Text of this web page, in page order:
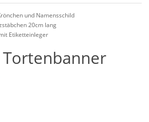
und Namensschild
20cm lang
Etiketteinleger
Tortenbanner